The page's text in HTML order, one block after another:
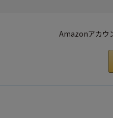
Amazonアカウ